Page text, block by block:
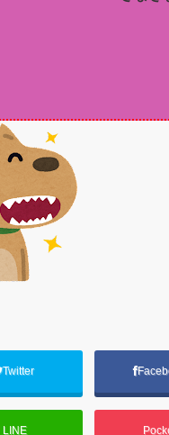
Twitter
LINE